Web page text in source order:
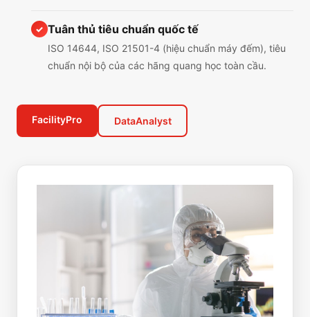
✓ Tuân thủ tiêu chuẩn quốc tế
ISO 14644, ISO 21501-4 (hiệu chuẩn máy đếm), tiêu
chuẩn nội bộ của các hãng quang học toàn cầu.
FacilityPro DataAnalyst